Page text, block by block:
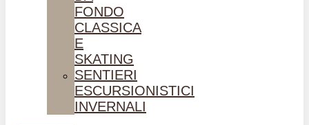
FONDO
CLASSICA
E
SKATING
SENTIERI
ESCURSIONISTICI
INVERNALI